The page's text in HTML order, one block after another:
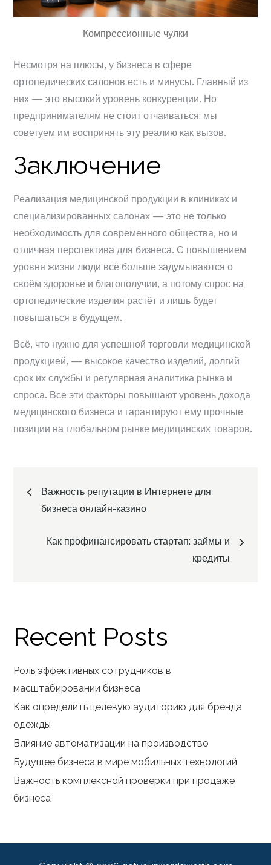
Компрессионные чулки
Несмотря на плюсы, у бизнеса в сфере
ортопедических салонов есть и минусы. Главный из
них — это высокий уровень конкуренции. Но
предпринимателям не стоит отчаиваться: мы
советуем им воспринять эту реалию как вызов.
Заключение
Реализация медицинской продукции в клиниках и
специализированных салонах — это не только
необходимость для современного общества, но и
отличная перспектива для бизнеса. С повышением
уровня жизни люди всё больше задумываются о
своём здоровье и благополучии, а потому спрос на
ортопедические изделия растёт и лишь будет
повышаться в будущем.
Всё, что нужно для успешной торговли медицинской
продукцией, — высокое качество изделий, долгий
срок их службы и регулярная аналитика рынка и
спроса. Все эти факторы повышают уровень дохода
медицинского бизнеса и гарантируют ему прочные
позиции на глобальном рынке медицинских товаров.
Навигация
по
записям
Важность репутации в Интернете для
бизнеса онлайн-казино
Как профинансировать стартап: займы и
кредиты
Recent Posts
Роль эффективных сотрудников в
масштабировании бизнеса
Как определить целевую аудиторию для бренда
одежды
Влияние автоматизации на производство
Будущее бизнеса в мире мобильных технологий
Важность комплексной проверки при продаже
бизнеса